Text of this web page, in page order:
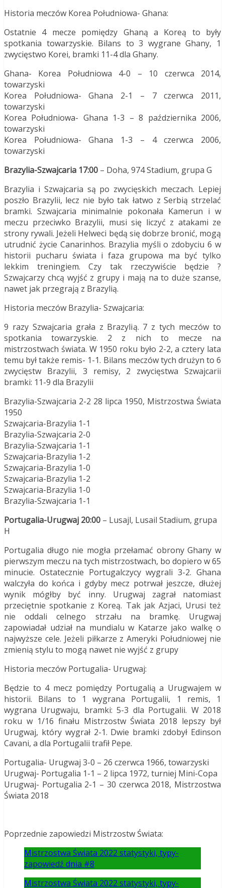
Historia meczów Korea Południowa- Ghana:
Ostatnie 4 mecze pomiędzy Ghaną a Koreą to były
spotkania towarzyskie. Bilans to 3 wygrane Ghany, 1
zwycięstwo Korei, bramki 11-4 dla Ghany.
Ghana- Korea Południowa 4-0 – 10 czerwca 2014,
towarzyski
Korea Południowa- Ghana 2-1 – 7 czerwca 2011,
towarzyski
Korea Południowa- Ghana 1-3 – 8 października 2006,
towarzyski
Korea Południowa- Ghana 1-3 – 4 czerwca 2006,
towarzyski
Brazylia-Szwajcaria 17:00 – Doha, 974 Stadium, grupa G
Brazylia i Szwajcaria są po zwycięskich meczach. Lepiej
poszło Brazylii, lecz nie było tak łatwo z Serbią strzelać
bramki. Szwajcaria minimalnie pokonała Kamerun i w
meczu przeciwko Brazylii, musi się liczyć z atakami ze
strony rywali. Jeżeli Helweci będą się dobrze bronić, mogą
utrudnić życie Canarinhos. Brazylia myśli o zdobyciu 6 w
historii pucharu świata i faza grupowa ma być tylko
lekkim treningiem. Czy tak rzeczywiście będzie ?
Szwajcarzy chcą wyjść z grupy i mają na to duże szanse,
nawet jak przegrają z Brazylią.
Historia meczów Brazylia- Szwajcaria:
9 razy Szwajcaria grała z Brazylią. 7 z tych meczów to
spotkania towarzyskie. 2 z nich to mecze na
mistrzostwach świata. W 1950 roku było 2-2, a cztery lata
temu był także remis- 1-1. Bilans meczów tych drużyn to 6
zwycięstw Brazylii, 3 remisy, 2 zwycięstwa Szwajcarii
bramki: 11-9 dla Brazylii
Brazylia-Szwajcaria 2-2 28 lipca 1950, Mistrzostwa Świata
1950
Szwajcaria-Brazylia 1-1
Brazylia-Szwajcaria 2-0
Brazylia-Szwajcaria 1-1
Szwajcaria-Brazylia 1-2
Szwajcaria-Brazylia 1-0
Szwajcaria-Brazylia 1-2
Szwajcaria-Brazylia 1-0
Brazylia-Szwajcaria 1-1
Portugalia-Urugwaj 20:00 – Lusajl, Lusail Stadium, grupa
H
Portugalia długo nie mogła przełamać obrony Ghany w
pierwszym meczu na tych mistrzostwach, bo dopiero w 65
minucie. Ostatecznie Portugalczycy wygrali 3-2. Ghana
walczyła do końca i gdyby mecz potrwał jeszcze, dłużej
wynik mógłby być inny. Urugwaj zagrał natomiast
przeciętnie spotkanie z Koreą. Tak jak Azjaci, Urusi też
nie oddali celnego strzału na bramkę. Urugwaj
zapowiadał udział na mundialu w Katarze jako walkę o
najwyższe cele. Jeżeli piłkarze z Ameryki Południowej nie
zmienią stylu to mogą nawet nie wyjść z grupy
Historia meczów Portugalia- Urugwaj:
Będzie to 4 mecz pomiędzy Portugalią a Urugwajem w
historii. Bilans to 1 wygrana Portugalii, 1 remis, 1
wygrana Urugwaju, bramki: 5-3 dla Portugalii. W 2018
roku w 1/16 finału Mistrzostw Świata 2018 lepszy był
Urugwaj, który wygrał 2-1. Dwie bramki zdobył Edinson
Cavani, a dla Portugalii trafił Pepe.
Portugalia- Urugwaj 3-0 – 26 czerwca 1966, towarzyski
Urugwaj- Portugalia 1-1 – 2 lipca 1972, turniej Mini-Copa
Urugwaj- Portugalia 2-1 – 30 czerwca 2018, Mistrzostwa
Świata 2018
Poprzednie zapowiedzi Mistrzostw Świata:
Mistrzostwa Świata 2022 statystyki, typy-
zapowiedź dnia #8
Mistrzostwa Świata 2022 statystyki, typy-